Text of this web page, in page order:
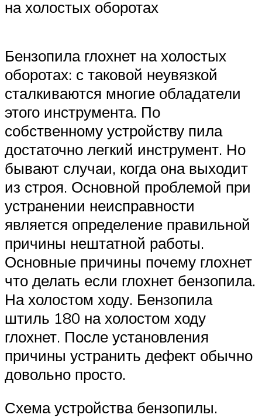
на холостых оборотах
Бензопила глохнет на холостых
оборотах: с таковой неувязкой
сталкиваются многие обладатели
этого инструмента. По
собственному устройству пила
достаточно легкий инструмент. Но
бывают случаи, когда она выходит
из строя. Основной проблемой при
устранении неисправности
является определение правильной
причины нештатной работы.
Основные причины почему глохнет
что делать если глохнет бензопила.
На холостом ходу. Бензопила
штиль 180 на холостом ходу
глохнет. После установления
причины устранить дефект обычно
довольно просто.
Схема устройства бензопилы.